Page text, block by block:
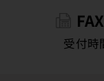
FAX
受付時